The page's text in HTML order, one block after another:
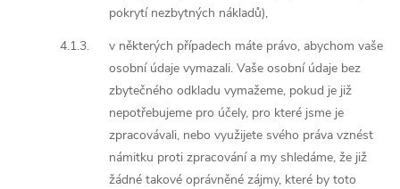
pokrytí nezbytných nákladů),
4.1.3.
v některých případech máte právo, abychom vaše
osobní údaje vymazali. Vaše osobní údaje bez
zbytečného odkladu vymažeme, pokud je již
nepotřebujeme pro účely, pro které jsme je
zpracovávali, nebo využijete svého práva vznést
námitku proti zpracování a my shledáme, že již
žádné takové oprávněné zájmy, které by toto